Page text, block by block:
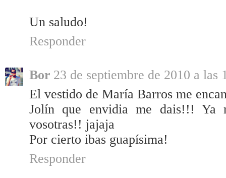
Un saludo!
Responder
Bor 23 de septiembre de 2010 a las
El vestido de María Barros me
Jolín que envidia me dais!!! Ya
vosotras!! jajaja
Por cierto ibas guapísima!
Responder